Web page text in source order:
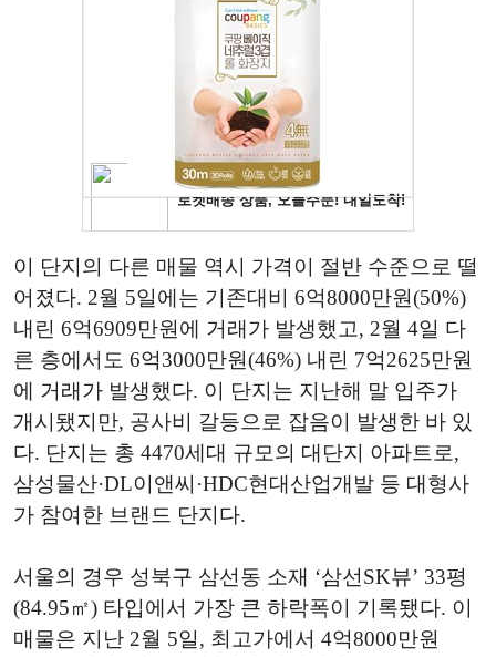
이 단지의 다른 매물 역시 가격이 절반 수준으로 떨
어졌다. 2월 5일에는 기존대비 6억8000만원(50%)
내린 6억6909만원에 거래가 발생했고, 2월 4일 다
른 층에서도 6억3000만원(46%) 내린 7억2625만원
에 거래가 발생했다. 이 단지는 지난해 말 입주가
개시됐지만, 공사비 갈등으로 잡음이 발생한 바 있
다. 단지는 총 4470세대 규모의 대단지 아파트로,
삼성물산·DL이앤씨·HDC현대산업개발 등 대형사
가 참여한 브랜드 단지다.
서울의 경우 성북구 삼선동 소재 ‘삼선SK뷰’ 33평
(84.95㎡) 타입에서 가장 큰 하락폭이 기록됐다. 이
매물은 지난 2월 5일, 최고가에서 4억8000만원